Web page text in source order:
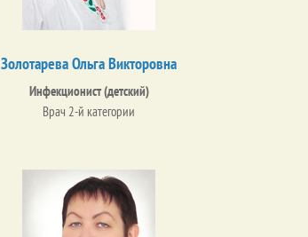
Золотарева Ольга Викторовна
Инфекционист (детский)
Врач 2-й категории